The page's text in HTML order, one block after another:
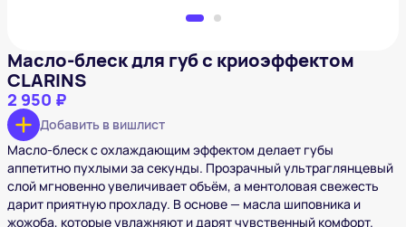
Масло-блеск для губ с криоэффектом
CLARINS
2 950 ₽
Добавить в вишлист
Масло-блеск с охлаждающим эффектом делает губы
аппетитно пухлыми за секунды. Прозрачный ультраглянцевый
слой мгновенно увеличивает объём, а ментоловая свежесть
дарит приятную прохладу. В основе — масла шиповника и
жожоба, которые увлажняют и дарят чувственный комфорт.